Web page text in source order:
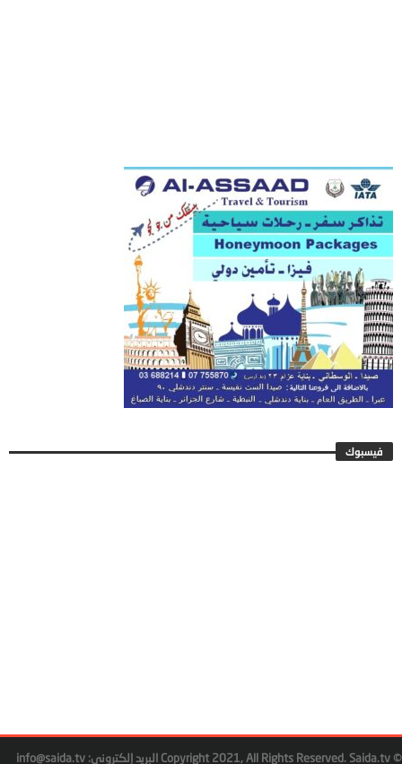
فيسبوك
© Copyright 2021, All Rights Reserved. Saida.tv البريد إلكتروني: info@saida.tv